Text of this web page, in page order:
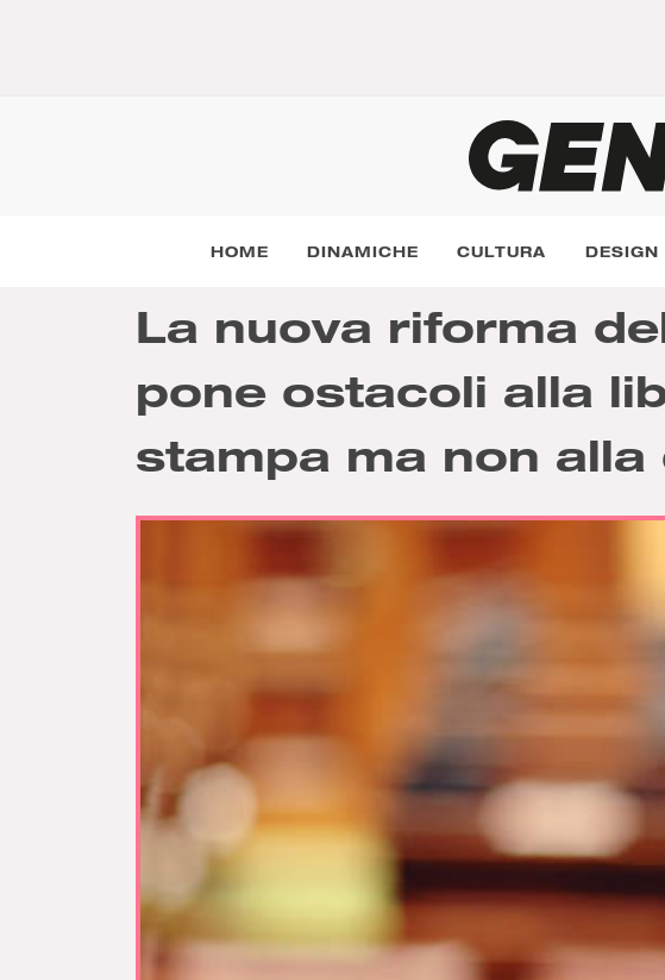
HOME DINAMICHE CULTURA DESIGN
La nuova riforma
pone ostacoli alla
stampa ma non